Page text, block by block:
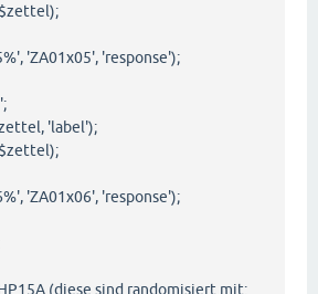
'ZA01x05', 'response');
'label');
'ZA01x06', 'response');
(diese sind randomisiert mit: